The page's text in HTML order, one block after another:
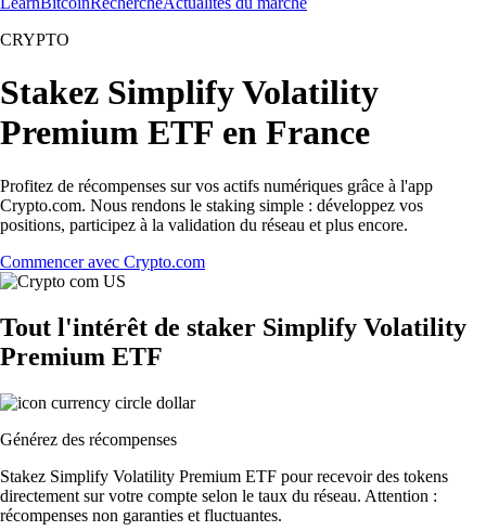
CRYPTO
Stakez Simplify Volatility
Premium ETF en France
Profitez de récompenses sur vos actifs numériques grâce à l'app
Crypto.com. Nous rendons le staking simple : développez vos
positions, participez à la validation du réseau et plus encore.
Commencer avec Crypto.com
Tout l'intérêt de staker Simplify Volatility
Premium ETF
Générez des récompenses
Stakez Simplify Volatility Premium ETF pour recevoir des tokens
directement sur votre compte selon le taux du réseau. Attention :
récompenses non garanties et fluctuantes.